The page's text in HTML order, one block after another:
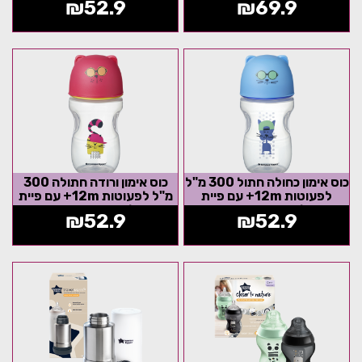
Superstar...
₪69.9
Tippee...
₪52.9
כוס אימון כחולה חתול 300 מ"ל
לפעוטות 12m+ עם פיית
סיליקון רכה מסדרת
Tommee...
₪52.9
כוס אימון ורודה חתולה 300
מ"ל לפעוטות 12m+ עם פיית
סיליקון רכה מסדרת
Tommee...
₪52.9